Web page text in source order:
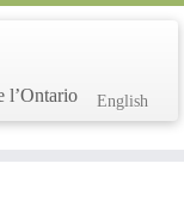
l’Ontario English